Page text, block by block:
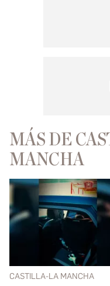
MÁS DE
MANCHA
CASTILLA-LA MANCHA